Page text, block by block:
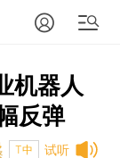
机器人
反弹
试听
T中